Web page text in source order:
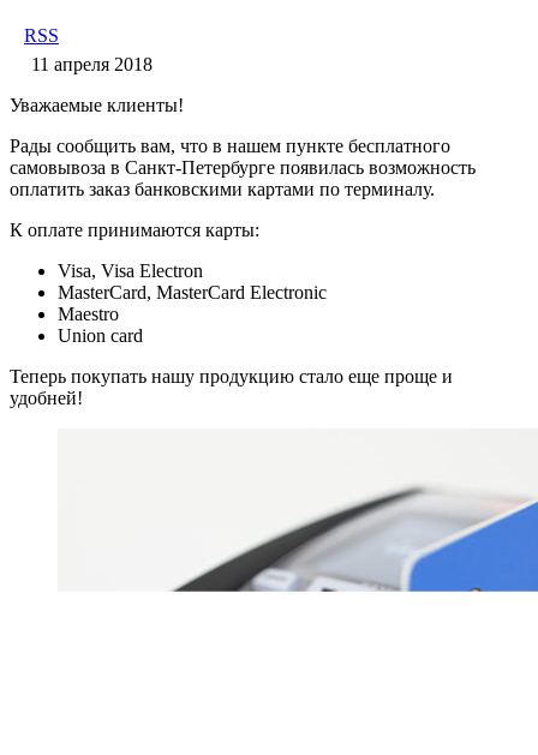
RSS
11 апреля 2018
Уважаемые клиенты!
Рады сообщить вам, что в нашем пункте бесплатного
самовывоза в Санкт-Петербурге появилась возможность
оплатить заказ банковскими картами по терминалу.
К оплате принимаются карты:
Visa, Visa Electron
MasterCard, MasterCard Electronic
Maestro
Union card
Теперь покупать нашу продукцию стало еще проще и
удобней!